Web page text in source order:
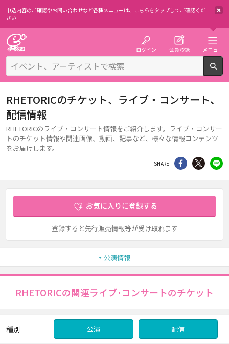
申込内容のご確認やお問い合わせなど各種メニューは、 こちらをタップしてご確認くだ
さい
ログイン 会員登録 メニュー
RHETORICのチケット、ライブ・コンサート、
配信情報
RHETORICのライブ・コンサート情報をご紹介します。ライブ・コンサー
トのチケット情報や関連画像、動画、記事など、様々な情報コンテンツ
をお届けします。
SHARE シェア Twitter
お気に入りに登録する
登録すると先行販売情報等が受け取れます
公演情報
RHETORICの関連ライブ･コンサートのチケット
種別 公演 配信